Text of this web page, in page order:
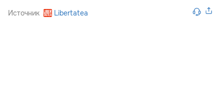
Источник Libertatea